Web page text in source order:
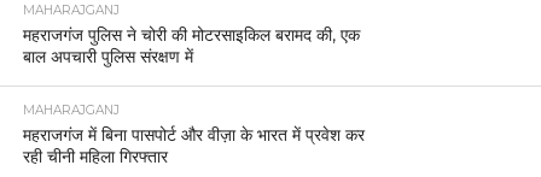
MAHARAJGANJ
महराजगंज पुलिस ने चोरी की मोटरसाइकिल बरामद की, एक
बाल अपचारी पुलिस संरक्षण में
MAHARAJGANJ
महराजगंज में बिना पासपोर्ट और वीज़ा के भारत में प्रवेश कर
रही चीनी महिला गिरफ्तार